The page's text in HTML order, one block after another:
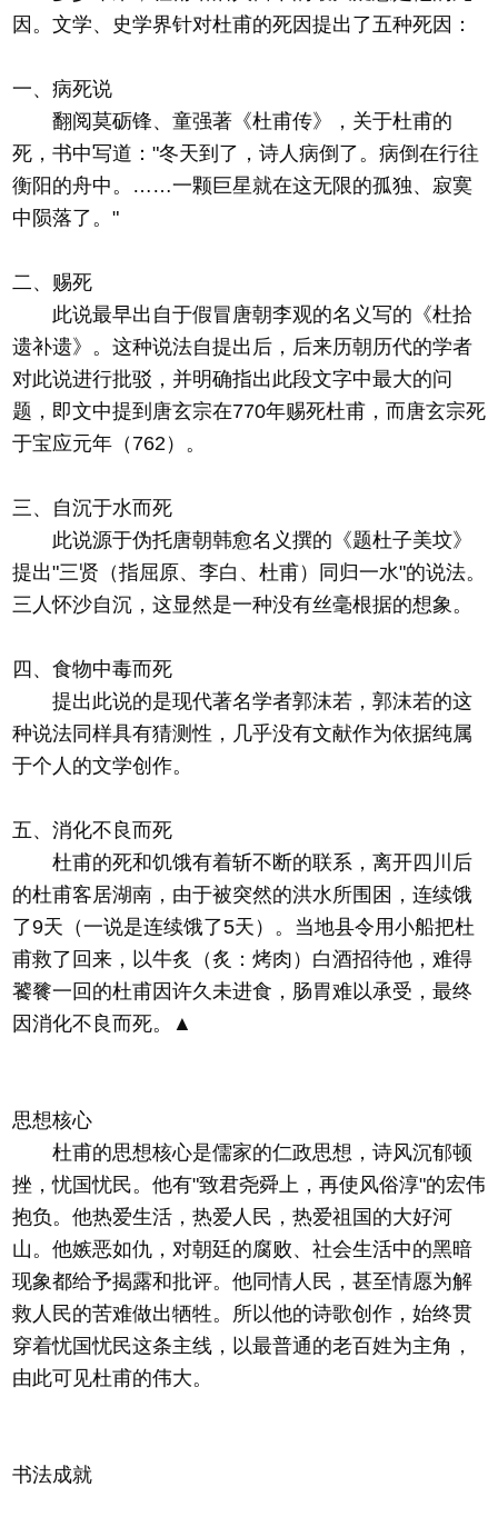
因。文学、史学界针对杜甫的死因提出了五种死因：
一、病死说
翻阅莫砺锋、童强著《杜甫传》，关于杜甫的
死，书中写道："冬天到了，诗人病倒了。病倒在行往
衡阳的舟中。……一颗巨星就在这无限的孤独、寂寞
中陨落了。"
二、赐死
此说最早出自于假冒唐朝李观的名义写的《杜拾
遗补遗》。这种说法自提出后，后来历朝历代的学者
对此说进行批驳，并明确指出此段文字中最大的问
题，即文中提到唐玄宗在770年赐死杜甫，而唐玄宗死
于宝应元年（762）。
三、自沉于水而死
此说源于伪托唐朝韩愈名义撰的《题杜子美坟》
提出"三贤（指屈原、李白、杜甫）同归一水"的说法。
三人怀沙自沉，这显然是一种没有丝毫根据的想象。
四、食物中毒而死
提出此说的是现代著名学者郭沫若，郭沫若的这
种说法同样具有猜测性，几乎没有文献作为依据纯属
于个人的文学创作。
五、消化不良而死
杜甫的死和饥饿有着斩不断的联系，离开四川后
的杜甫客居湖南，由于被突然的洪水所围困，连续饿
了9天（一说是连续饿了5天）。当地县令用小船把杜
甫救了回来，以牛炙（炙：烤肉）白酒招待他，难得
饕餮一回的杜甫因许久未进食，肠胃难以承受，最终
因消化不良而死。▲
思想核心
杜甫的思想核心是儒家的仁政思想，诗风沉郁顿
挫，忧国忧民。他有"致君尧舜上，再使风俗淳"的宏伟
抱负。他热爱生活，热爱人民，热爱祖国的大好河
山。他嫉恶如仇，对朝廷的腐败、社会生活中的黑暗
现象都给予揭露和批评。他同情人民，甚至情愿为解
救人民的苦难做出牺牲。所以他的诗歌创作，始终贯
穿着忧国忧民这条主线，以最普通的老百姓为主角，
由此可见杜甫的伟大。
书法成就